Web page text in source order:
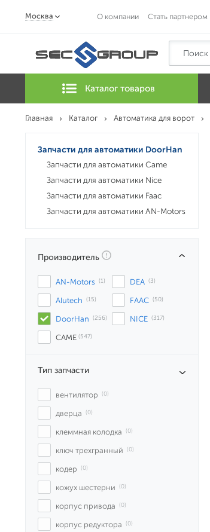
Москва О компании Стать партнером
Каталог товаров
Главная Каталог Автоматика для ворот
Запчасти для автоматики DoorHan
Запчасти для автоматики Came
Запчасти для автоматики Nice
Запчасти для автоматики Faac
Запчасти для автоматики AN-Motors
Производитель
AN-Motors (1) DEA (3)
Alutech (15) FAAC (50)
DoorHan (256) NICE (317)
CAME (547)
Тип запчасти
вентилятор (0)
дверца (0)
клеммная колодка (0)
ключ трехгранный (0)
кодер (0)
кожух шестерни (0)
корпус привода (0)
корпус редуктора (0)